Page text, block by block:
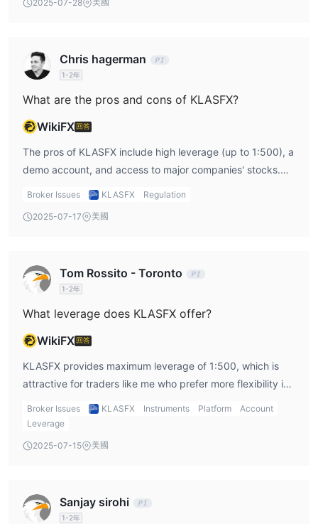
of KLASFX is something I’d be very wary of, and it would
2025-07-28
Chris hagerman
1-2年
What are the pros and cons of KLASFX?
WikiFX 回答
The pros of KLASFX include high leverage (up to 1:500), a
demo account, and access to major companies' stocks.
However, the cons are significant: unregulated status,
potential risks associated with high leverage. These
Broker Issues KLASFX Regulation
2025-07-17 美國
Tom Rossito - Toronto
1-2年
What leverage does KLASFX offer?
WikiFX 回答
KLASFX provides maximum leverage of 1:500, which is
attractive for traders like me who prefer more flexibility in
trading. I can take larger positions without needing a big
deposit. However, this leverage also increases risk, so I
Broker Issues KLASFX Instruments Platform
Account
Leverage
2025-07-15 美國
Sanjay sirohi
1-2年